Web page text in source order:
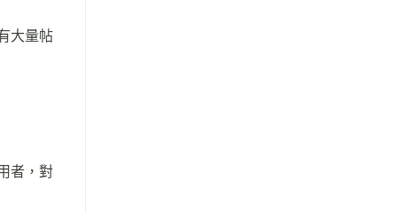
大量帖
者，對